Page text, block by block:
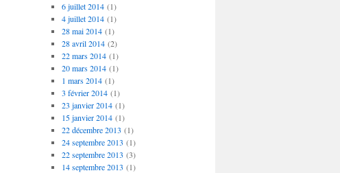
6 juillet 2014(1)
4 juillet 2014(1)
28 mai 2014(1)
28 avril 2014(2)
22 mars 2014(1)
20 mars 2014(1)
1 mars 2014(1)
3 février 2014(1)
23 janvier 2014(1)
15 janvier 2014(1)
22 décembre 2013 (1)
24 septembre 2013 (1)
22 septembre 2013 (3)
14 septembre 2013 (1)